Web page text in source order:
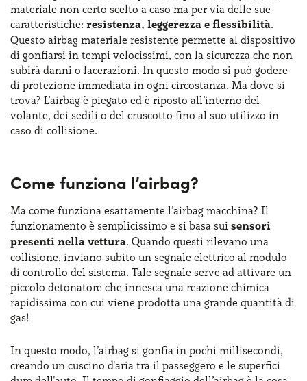
materiale non certo scelto a caso ma per via delle sue
caratteristiche: resistenza, leggerezza e flessibilità.
Questo airbag materiale resistente permette al dispositivo
di gonfiarsi in tempi velocissimi, con la sicurezza che non
subirà danni o lacerazioni. In questo modo si può godere
di protezione immediata in ogni circostanza. Ma dove si
trova? L’airbag è piegato ed è riposto all’interno del
volante, dei sedili o del cruscotto fino al suo utilizzo in
caso di collisione.
Come funziona l’airbag?
Ma come funziona esattamente l’airbag macchina? Il
funzionamento è semplicissimo e si basa sui sensori
presenti nella vettura. Quando questi rilevano una
collisione, inviano subito un segnale elettrico al modulo
di controllo del sistema. Tale segnale serve ad attivare un
piccolo detonatore che innesca una reazione chimica
rapidissima con cui viene prodotta una grande quantità di
gas!
In questo modo, l’airbag si gonfia in pochi millisecondi,
creando un cuscino d'aria tra il passeggero e le superfici